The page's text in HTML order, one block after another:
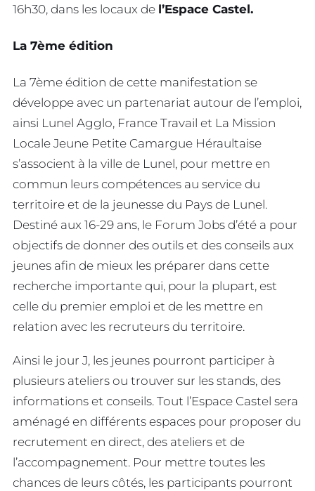
16h30, dans les locaux de l’Espace Castel.
La 7ème édition
La 7ème édition de cette manifestation se
développe avec un partenariat autour de l’emploi,
ainsi Lunel Agglo, France Travail et La Mission
Locale Jeune Petite Camargue Héraultaise
s’associent à la ville de Lunel, pour mettre en
commun leurs compétences au service du
territoire et de la jeunesse du Pays de Lunel.
Destiné aux 16-29 ans, le Forum Jobs d’été a pour
objectifs de donner des outils et des conseils aux
jeunes afin de mieux les préparer dans cette
recherche importante qui, pour la plupart, est
celle du premier emploi et de les mettre en
relation avec les recruteurs du territoire.
Ainsi le jour J, les jeunes pourront participer à
plusieurs ateliers ou trouver sur les stands, des
informations et conseils. Tout l’Espace Castel sera
aménagé en différents espaces pour proposer du
recrutement en direct, des ateliers et de
l’accompagnement. Pour mettre toutes les
chances de leurs côtés, les participants pourront